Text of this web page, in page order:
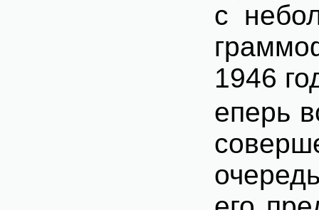
с
1946
еперь